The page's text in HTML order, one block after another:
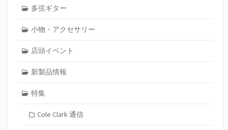
多弦ギター
小物・アクセサリー
店頭イベント
新製品情報
特集
Cole Clark 通信